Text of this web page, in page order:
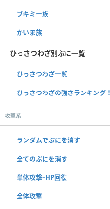
ブキミー族
かいま族
ひっさつわざ別ぷに一覧
ひっさつわざ一覧
ひっさつわざの強さランキング！
攻撃系
ランダムでぷにを消す
全てのぷにを消す
単体攻撃+HP回復
全体攻撃